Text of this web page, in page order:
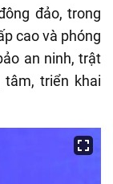
đảo, trong
cao và phóng
an ninh, trật
triển khai